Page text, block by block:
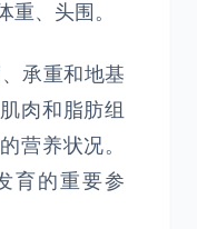
重、头围。
承重和地基
肉和脂肪组
营养状况。
育的重要参